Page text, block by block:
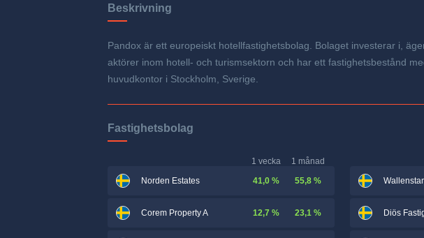
Beskrivning
Pandox är ett europeiskt hotellfastighetsbolag. Bolaget investerar i,
aktörer inom hotell- och turismsektorn och har ett fastighetsbestånd
huvudkontor i Stockholm, Sverige.
Fastighetsbolag
1 vecka
1 månad
Norden Estates
41,0 % 55,8 %
Corem Property A 12,7 % 23,1 % Diös